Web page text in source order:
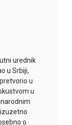
urednik
u Srbiji,
u
u
o